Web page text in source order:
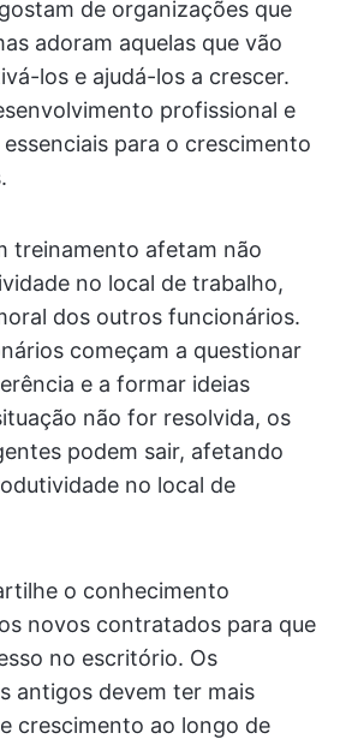
de organizações que
adoram aquelas que vão
los e ajudá-los a crescer.
profissional e
para o crescimento
treinamento afetam não
no local de trabalho,
dos outros funcionários.
começam a questionar
e a formar ideias
não for resolvida, os
podem sair, afetando
no local de
o conhecimento
novos contratados para que
no escritório. Os
antigos devem ter mais
crescimento ao longo de